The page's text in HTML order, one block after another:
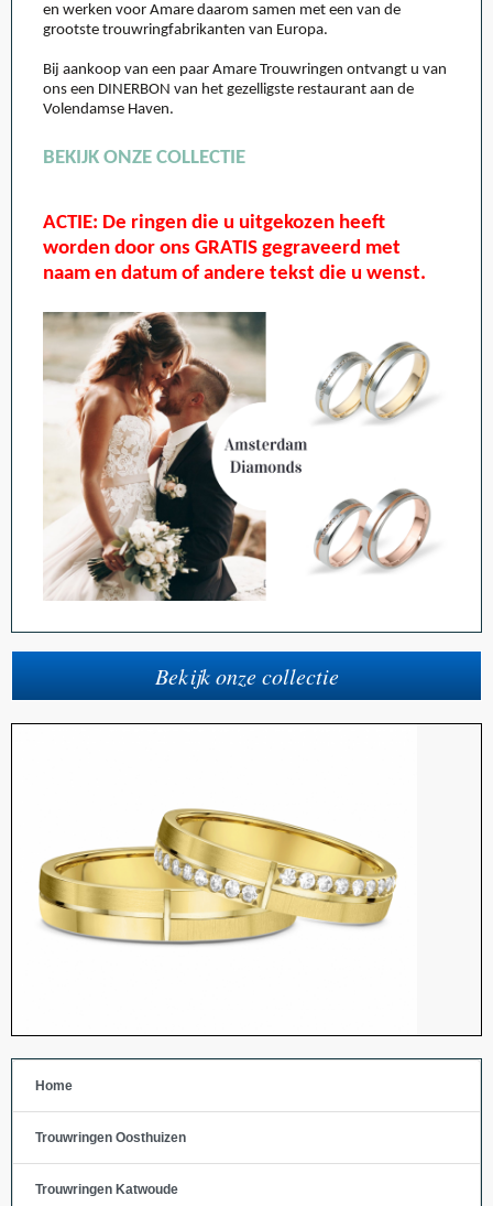
en werken voor Amare daarom samen met een van de
grootste trouwringfabrikanten van Europa.
Bij aankoop van een paar Amare Trouwringen ontvangt u van
ons een DINERBON van het gezelligste restaurant aan de
Volendamse Haven.
BEKIJK ONZE COLLECTIE
ACTIE: De ringen die u uitgekozen heeft
worden door ons GRATIS gegraveerd met
naam en datum of andere tekst die u wenst.
Bekijk onze collectie
Home
Trouwringen Oosthuizen
Trouwringen Katwoude